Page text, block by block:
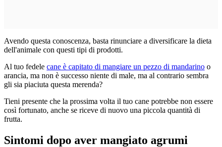
Avendo questa conoscenza, basta rinunciare a diversificare la dieta
dell'animale con questi tipi di prodotti.
Al tuo fedele cane è capitato di mangiare un pezzo di mandarino o
arancia, ma non è successo niente di male, ma al contrario sembra
gli sia piaciuta questa merenda?
Tieni presente che la prossima volta il tuo cane potrebbe non essere
così fortunato, anche se riceve di nuovo una piccola quantità di
frutta.
Sintomi dopo aver mangiato agrumi